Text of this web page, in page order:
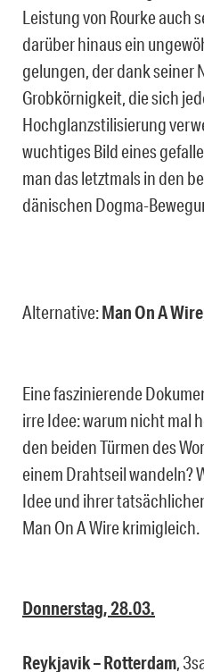
Leistung von Rourke auch
darüber hinaus ein
gelungen, der dank seiner
Grobkörnigkeit, die sich
Hochglanzstilisierung
wuchtiges Bild eines
man das letztmals in den
dänischen Dogma-
Alternative:Man On A Wire
Eine faszinierende
irre Idee: warum nicht mal
den beiden Türmen des
einem Drahtseil wandeln?
Idee und ihrer
Man On A Wire krimigleich.
Donnerstag, 28.03.
Reykjavik – Rotterdam,